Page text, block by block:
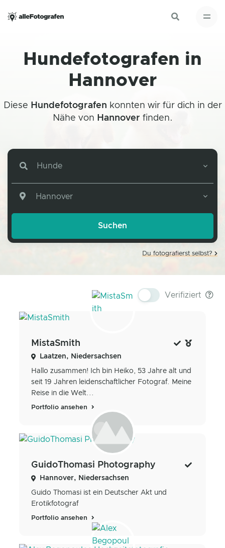
Hundefotografen in
Hannover
Diese Hundefotografen konnten wir für dich in der
Nähe von Hannover finden.
Hunde
Hannover
Du fotografierst selbst?
Verifiziert
MistaSmith
Laatzen, Niedersachsen
Hallo zusammen! Ich bin Heiko, 53 Jahre alt und
seit 19 Jahren leidenschaftlicher Fotograf. Meine
Reise in die Welt...
Portfolio ansehen
GuidoThomasi Photography
Hannover, Niedersachsen
Guido Thomasi ist ein Deutscher Akt und
Erotikfotograf
Portfolio ansehen